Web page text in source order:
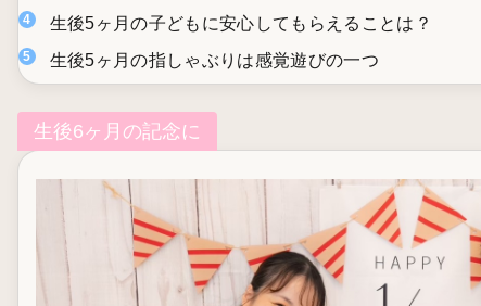
生後5ヶ月の子どもに安心してもらえることは？
生後5ヶ月の指しゃぶりは感覚遊びの一つ
生後6ヶ月の記念に